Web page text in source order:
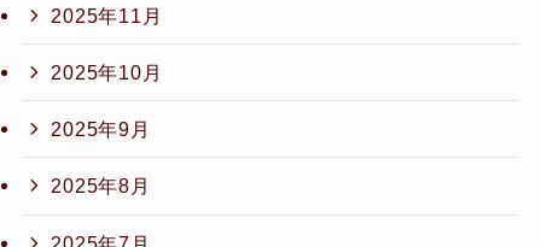
2025年11月
2025年10月
2025年9月
2025年8月